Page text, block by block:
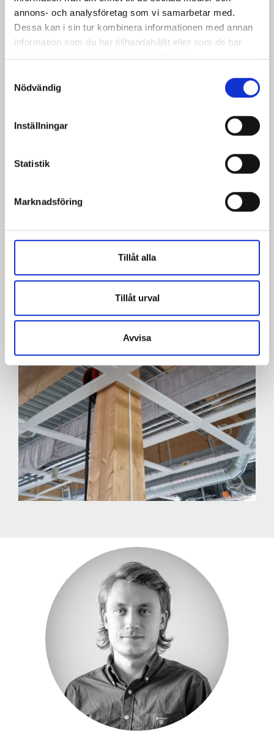
annons- och analysföretag som vi samarbetar med.
Dessa kan i sin tur kombinera informationen med annan
information som du har tillhandahållit eller som de har
samlat in när du har använt deras tjänster.
Nödvändig
Inställningar
Statistik
Marknadsföring
Tillåt alla
Tillåt urval
Avvisa